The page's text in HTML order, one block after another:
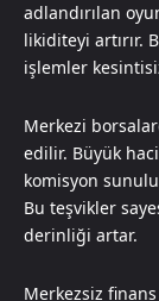
adlandırılan
likiditeyi artırır.
işlemler
Merkezi
edilir. Büyük
komisyon
Bu teşvikler
derinliği artar.
Merkezsiz